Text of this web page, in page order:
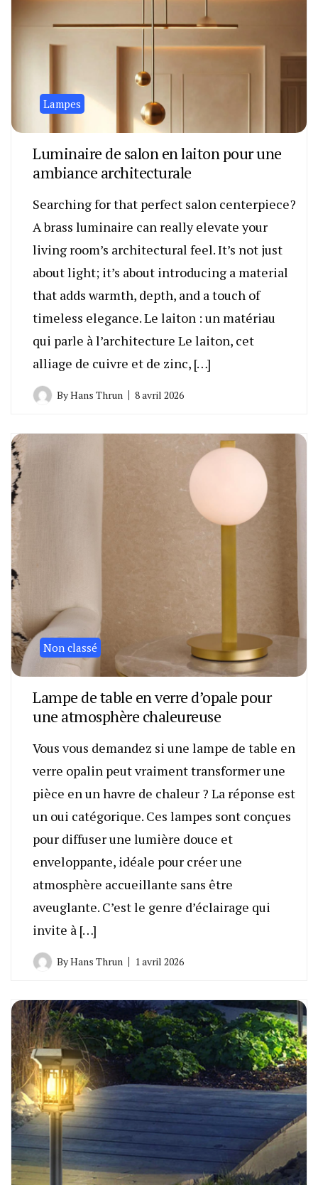
Lampes
Luminaire de salon en laiton pour une
ambiance architecturale
Searching for that perfect salon centerpiece?
A brass luminaire can really elevate your
living room’s architectural feel. It’s not just
about light; it’s about introducing a material
that adds warmth, depth, and a touch of
timeless elegance. Le laiton : un matériau
qui parle à l’architecture Le laiton, cet
alliage de cuivre et de zinc, […]
ByHans Thrun 8 avril 2026
Non classé
Lampe de table en verre d’opale pour
une atmosphère chaleureuse
Vous vous demandez si une lampe de table en
verre opalin peut vraiment transformer une
pièce en un havre de chaleur ? La réponse est
un oui catégorique. Ces lampes sont conçues
pour diffuser une lumière douce et
enveloppante, idéale pour créer une
atmosphère accueillante sans être
aveuglante. C’est le genre d’éclairage qui
invite à […]
ByHans Thrun 1 avril 2026